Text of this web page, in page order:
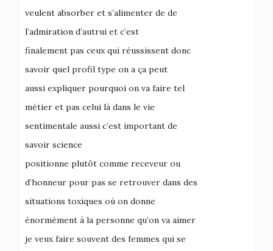
veulent absorber et s’alimenter de de
l’admiration d’autrui et c’est
finalement pas ceux qui réussissent donc
savoir quel profil type on a ça peut
aussi expliquer pourquoi on va faire tel
métier et pas celui là dans le vie
sentimentale aussi c’est important de
savoir science
positionne plutôt comme receveur ou
d’honneur pour pas se retrouver dans des
situations toxiques où on donne
énormément à la personne qu’on va aimer
je veux faire souvent des femmes qui se